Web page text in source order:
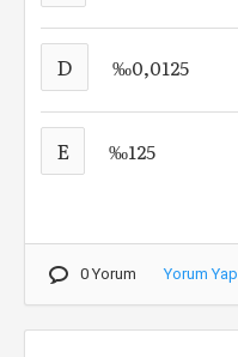
D ‰0,0125
E ‰125
0 Yorum Yorum Yap